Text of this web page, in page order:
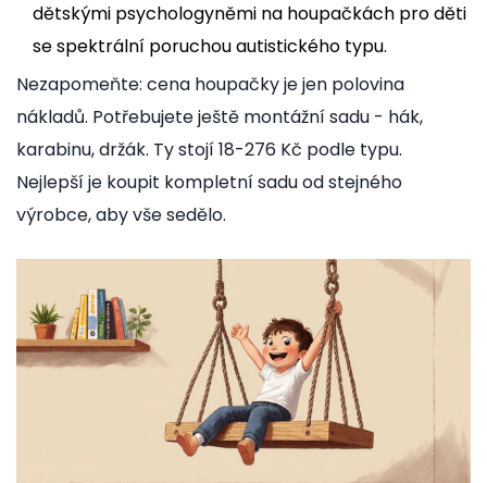
dětskými psychologyněmi na houpačkách pro děti
se spektrální poruchou autistického typu.
Nezapomeňte: cena houpačky je jen polovina
nákladů. Potřebujete ještě montážní sadu - hák,
karabinu, držák. Ty stojí 18-276 Kč podle typu.
Nejlepší je koupit kompletní sadu od stejného
výrobce, aby vše sedělo.